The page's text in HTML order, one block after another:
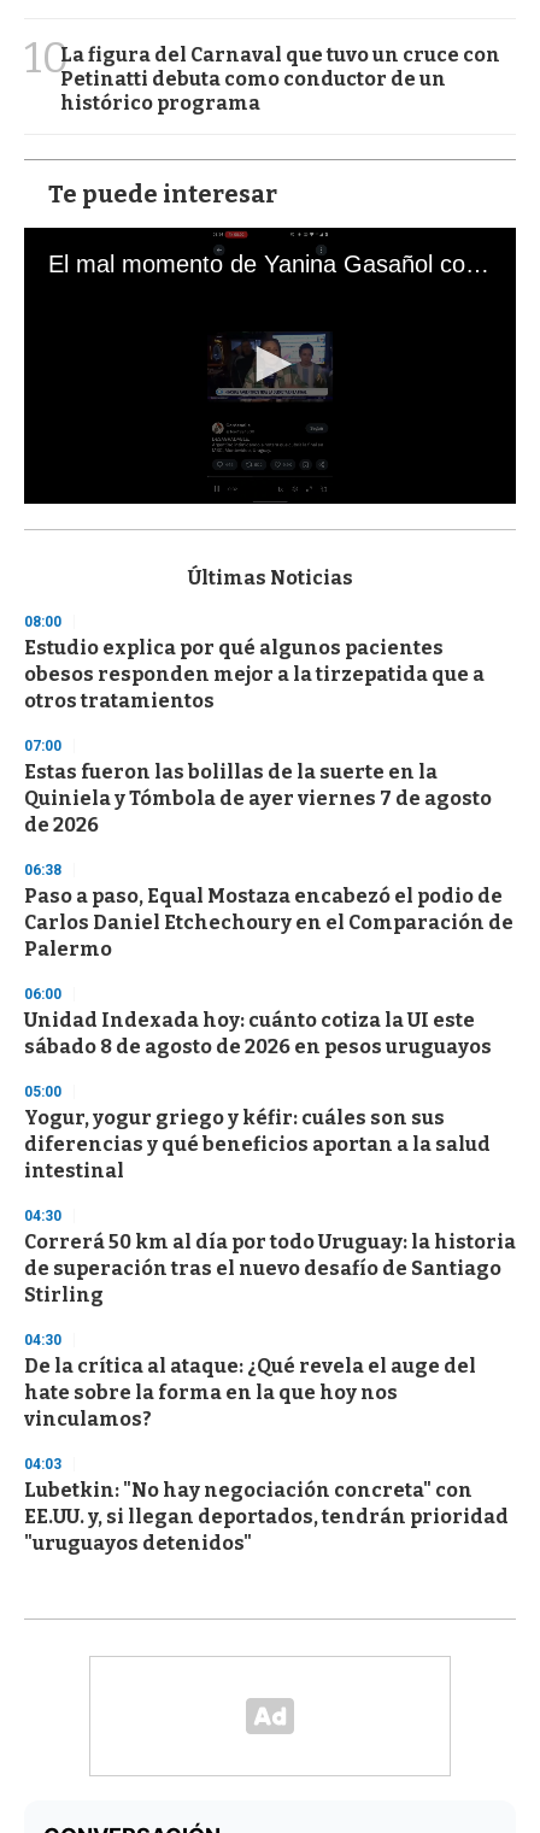
10La figura del Carnaval que tuvo un cruce con
Petinatti debuta como conductor de un
histórico programa
Te puede interesar
El mal momento de Yanina Gasañol con un hincha argentino en "Subrayado"
s
d
s
o
f
3
s
e
c
o
n
s
Últimas Noticias
08:00
Estudio explica por qué algunos pacientes
obesos responden mejor a la tirzepatida que a
otros tratamientos
07:00
Estas fueron las bolillas de la suerte en la
Quiniela y Tómbola de ayer viernes 7 de agosto
de 2026
06:38
Paso a paso, Equal Mostaza encabezó el podio de
Carlos Daniel Etchechoury en el Comparación de
Palermo
06:00
Unidad Indexada hoy: cuánto cotiza la UI este
sábado 8 de agosto de 2026 en pesos uruguayos
05:00
Yogur, yogur griego y kéfir: cuáles son sus
diferencias y qué beneficios aportan a la salud
intestinal
04:30
Correrá 50 km al día por todo Uruguay: la historia
de superación tras el nuevo desafío de Santiago
Stirling
04:30
De la crítica al ataque: ¿Qué revela el auge del
hate sobre la forma en la que hoy nos
vinculamos?
04:03
Lubetkin: "No hay negociación concreta" con
EE.UU. y, si llegan deportados, tendrán prioridad
"uruguayos detenidos"